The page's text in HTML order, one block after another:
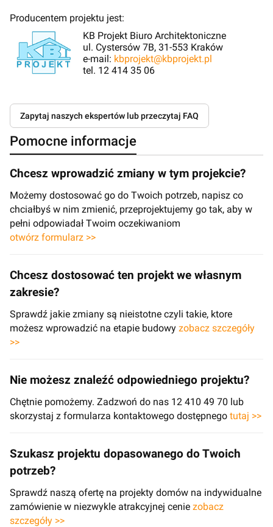
Producentem projektu jest:
KB Projekt Biuro Architektoniczne
ul. Cystersów 7B, 31-553 Kraków
e-mail: kbprojekt@kbprojekt.pl
tel. 12 414 35 06
Zapytaj naszych ekspertów lub przeczytaj FAQ
Pomocne informacje
Chcesz wprowadzić zmiany w tym projekcie?
Możemy dostosować go do Twoich potrzeb, napisz co
chciałbyś w nim zmienić, przeprojektujemy go tak, aby w
pełni odpowiadał Twoim oczekiwaniom
otwórz formularz >>
Chcesz dostosować ten projekt we własnym
zakresie?
Sprawdź jakie zmiany są nieistotne czyli takie, ktore
możesz wprowadzić na etapie budowy zobacz szczegóły
>>
Nie możesz znaleźć odpowiedniego projektu?
Chętnie pomożemy. Zadzwoń do nas 12 410 49 70 lub
skorzystaj z formularza kontaktowego dostępnego tutaj >>
Szukasz projektu dopasowanego do Twoich
potrzeb?
Sprawdź naszą ofertę na projekty domów na indywidualne
zamówienie w niezwykle atrakcyjnej cenie zobacz
szczegóły >>